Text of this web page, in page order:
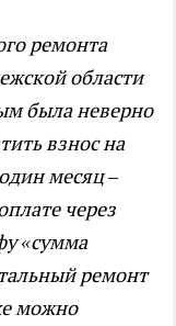
ремонта
области
была неверно
взнос на
месяц –
через
«сумма
ремонт
можно